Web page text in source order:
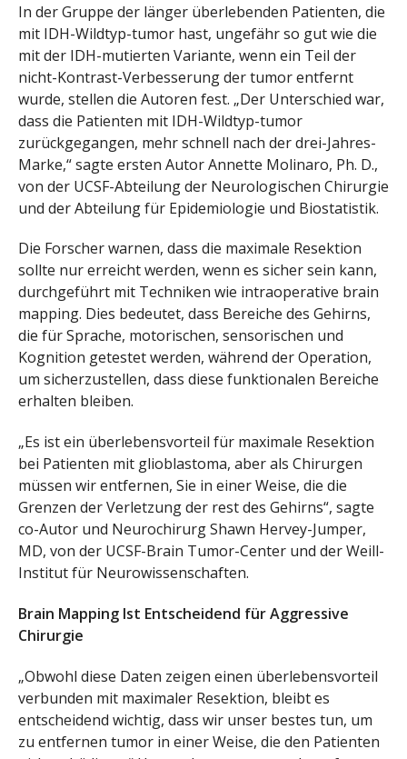
In der Gruppe der länger überlebenden Patienten, die
mit IDH-Wildtyp-tumor hast, ungefähr so gut wie die
mit der IDH-mutierten Variante, wenn ein Teil der
nicht-Kontrast-Verbesserung der tumor entfernt
wurde, stellen die Autoren fest. „Der Unterschied war,
dass die Patienten mit IDH-Wildtyp-tumor
zurückgegangen, mehr schnell nach der drei-Jahres-
Marke,“ sagte ersten Autor Annette Molinaro, Ph. D.,
von der UCSF-Abteilung der Neurologischen Chirurgie
und der Abteilung für Epidemiologie und Biostatistik.
Die Forscher warnen, dass die maximale Resektion
sollte nur erreicht werden, wenn es sicher sein kann,
durchgeführt mit Techniken wie intraoperative brain
mapping. Dies bedeutet, dass Bereiche des Gehirns,
die für Sprache, motorischen, sensorischen und
Kognition getestet werden, während der Operation,
um sicherzustellen, dass diese funktionalen Bereiche
erhalten bleiben.
„Es ist ein überlebensvorteil für maximale Resektion
bei Patienten mit glioblastoma, aber als Chirurgen
müssen wir entfernen, Sie in einer Weise, die die
Grenzen der Verletzung der rest des Gehirns“, sagte
co-Autor und Neurochirurg Shawn Hervey-Jumper,
MD, von der UCSF-Brain Tumor-Center und der Weill-
Institut für Neurowissenschaften.
Brain Mapping Ist Entscheidend für Aggressive
Chirurgie
„Obwohl diese Daten zeigen einen überlebensvorteil
verbunden mit maximaler Resektion, bleibt es
entscheidend wichtig, dass wir unser bestes tun, um
zu entfernen tumor in einer Weise, die den Patienten